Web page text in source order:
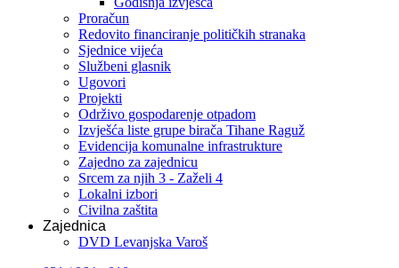
Proračun
Redovito financiranje političkih stranaka
Sjednice vijeća
Službeni glasnik
Ugovori
Projekti
Održivo gospodarenje otpadom
Izvješća liste grupe birača Tihane Raguž
Evidencija komunalne infrastrukture
Zajedno za zajednicu
Srcem za njih 3 - Zaželi 4
Lokalni izbori
Civilna zaštita
Zajednica
DVD Levanjska Varoš